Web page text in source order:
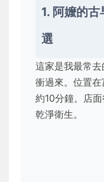
1. 阿嬤的
選
這家是我最常
衝過來。位置
約10分鐘。店
乾淨衛生。